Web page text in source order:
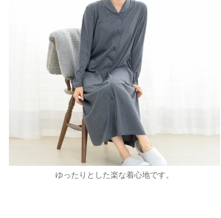
ゆったりとした楽な着心地です。